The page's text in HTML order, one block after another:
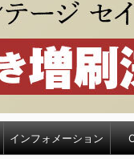
インフォメーション